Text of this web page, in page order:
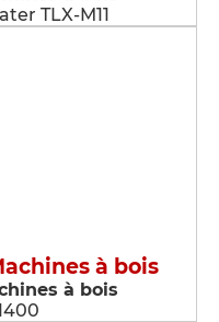
TLX-M11
à bois
à bois